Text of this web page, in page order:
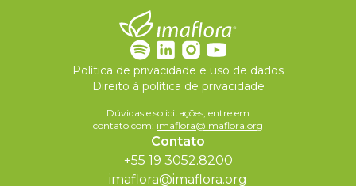
Política de privacidade e uso de dados
Direito à política de privacidade
Dúvidas e solicitações, entre em
contato com: imaflora@imaflora.org
Contato
+55 19 3052.8200
imaflora@imaflora.org